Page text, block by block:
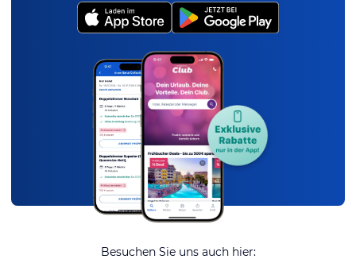
Besuchen Sie uns auch hier: